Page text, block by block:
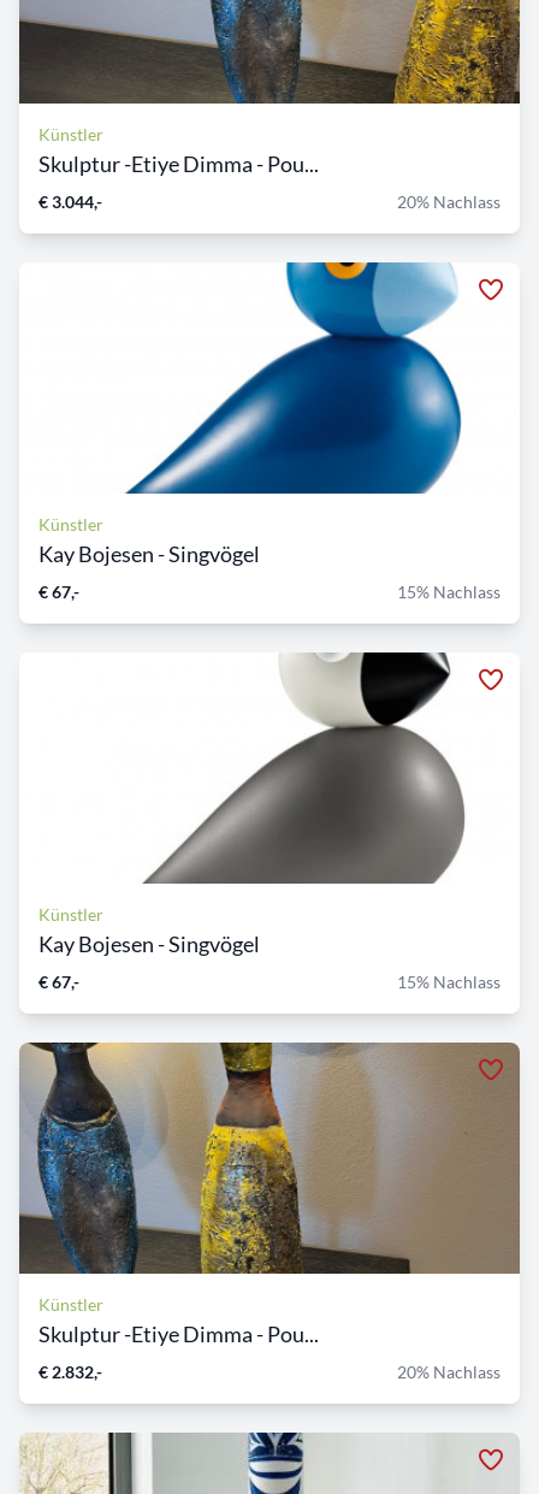
Künstler
Skulptur -Etiye Dimma - Pou...
€ 3.044,- 20% Nachlass
Künstler
Kay Bojesen - Singvögel
€ 67,- 15% Nachlass
Künstler
Kay Bojesen - Singvögel
€ 67,- 15% Nachlass
Künstler
Skulptur -Etiye Dimma - Pou...
€ 2.832,- 20% Nachlass